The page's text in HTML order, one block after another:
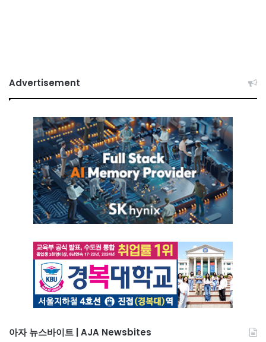
Advertisement
아자 뉴스바이트 | AJA Newsbites